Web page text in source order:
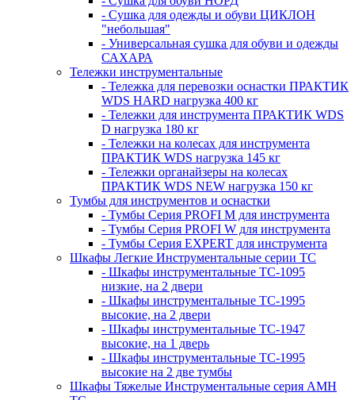
- Сушка для одежды и обуви ЦИКЛОН
"небольшая"
- Универсальная сушка для обуви и одежды
САХАРА
Тележки инструментальные
- Тележка для перевозки оснастки ПРАКТИК
WDS HARD нагрузка 400 кг
- Тележки для инструмента ПРАКТИК WDS
D нагрузка 180 кг
- Тележки на колесах для инструмента
ПРАКТИК WDS нагрузка 145 кг
- Тележки органайзеры на колесах
ПРАКТИК WDS NEW нагрузка 150 кг
Тумбы для инструментов и оснастки
- Тумбы Серия PROFI M для инструмента
- Тумбы Серия PROFI W для инструмента
- Тумбы Серия EXPERT для инструмента
Шкафы Легкие Инструментальные серии ТС
- Шкафы инструментальные TC-1095
низкие, на 2 двери
- Шкафы инструментальные TC-1995
высокие, на 2 двери
- Шкафы инструментальные ТС-1947
высокие, на 1 дверь
- Шкафы инструментальные ТС-1995
высокие на 2 две тумбы
Шкафы Тяжелые Инструментальные серия AMH